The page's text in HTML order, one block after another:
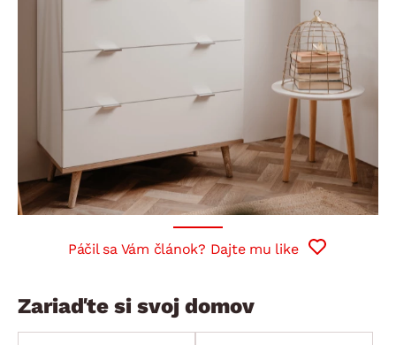
Páčil sa Vám článok? Dajte mu like
Zariaďte si svoj domov